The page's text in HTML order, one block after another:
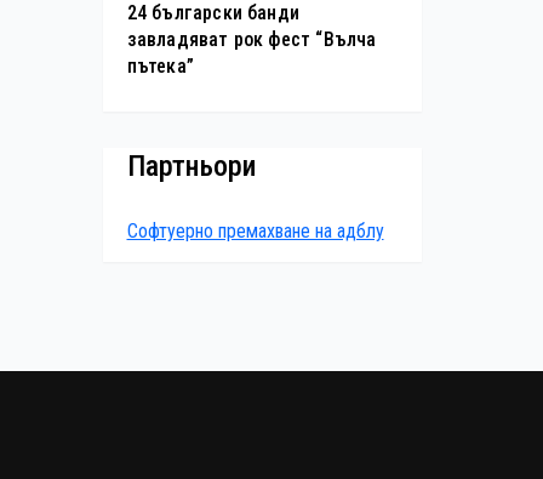
24 български банди
завладяват рок фест “Вълча
пътека”
Партньори
Софтуерно премахване на адблу